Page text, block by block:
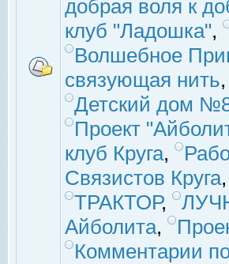
добрая воля к
клуб "Ладошка",
Волшебное
связующая нить,
Детский дом
Проект
клуб Круга,
Связистов Круга,
ТРАКТОР,
Айболита,
Комментарии